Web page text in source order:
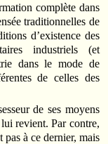
com­plète dans
traditionnelles de
d’existence des
industriels (et
dans le mode de
de celles des
de ses moyens
revient. Par contre,
à ce dernier, mais